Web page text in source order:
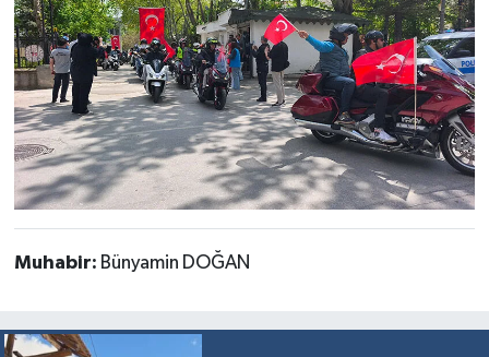
Muhabir: Bünyamin DOĞAN